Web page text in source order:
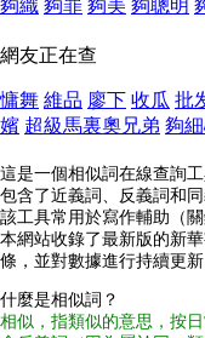
夠織 夠罪 夠美 夠聰明
網友正在查
慵舞 維品 廖下 收瓜 批
嬪 超級馬裏奧兄弟 夠
這是一個相似詞在線查詢
包含了近義詞、反義詞和同
該工具常用於寫作輔助（
本網站收錄了最新版的新
條，並對數據進行持續更
什麼是相似詞？
相似，指類似的意思，按